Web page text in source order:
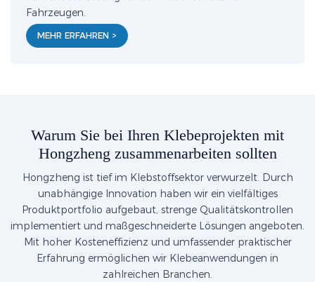
Fahrzeugen.
MEHR ERFAHREN >
Warum Sie bei Ihren Klebeprojekten mit
Hongzheng zusammenarbeiten sollten
Hongzheng ist tief im Klebstoffsektor verwurzelt. Durch
unabhängige Innovation haben wir ein vielfältiges
Produktportfolio aufgebaut, strenge Qualitätskontrollen
implementiert und maßgeschneiderte Lösungen angeboten.
Mit hoher Kosteneffizienz und umfassender praktischer
Erfahrung ermöglichen wir Klebeanwendungen in
zahlreichen Branchen.